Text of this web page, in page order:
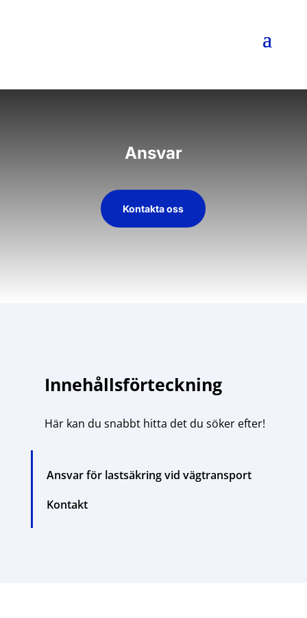
Ansvar
Kontakta oss
Innehållsförteckning
Här kan du snabbt hitta det du söker efter!
Ansvar för lastsäkring vid vägtransport
Kontakt